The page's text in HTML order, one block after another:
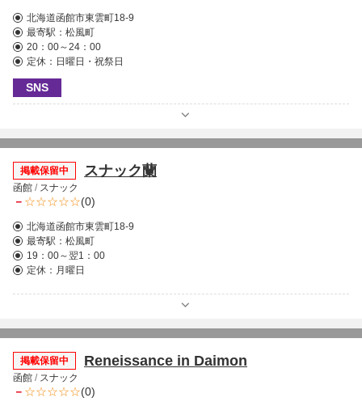
北海道函館市東雲町18-9
最寄駅： 松風町
20：00～24：00
定休：日曜日・祝祭日
SNS
掲載保留中 スナック蘭
函館 / スナック
－ (0)
北海道函館市東雲町18-9
最寄駅： 松風町
19：00～翌1：00
定休：月曜日
掲載保留中 Reneissance in Daimon
函館 / スナック
－ (0)